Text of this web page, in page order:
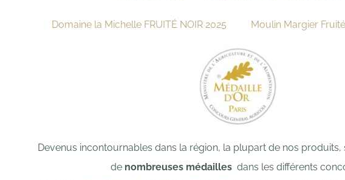
Domaine la Michelle FRUITÉ NOIR 2025 Moulin Margier
Devenus incontournables dans la région, la plupart de nos
de nombreuses médailles dans les différents